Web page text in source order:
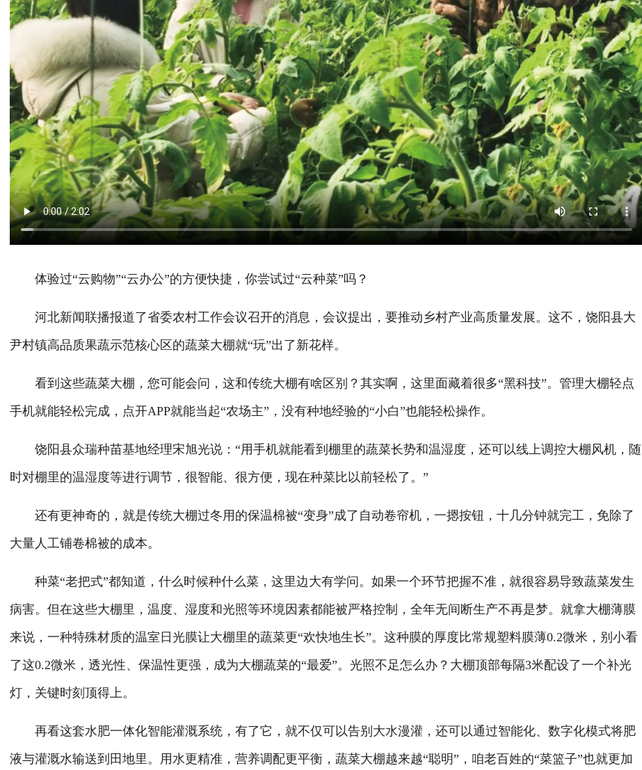
体验过“云购物”“云办公”的方便快捷，你尝试过“云种菜”吗？
河北新闻联播报道了省委农村工作会议召开的消息，会议提出，要推动乡村产业高质量发展。这不，饶阳县大
尹村镇高品质果蔬示范核心区的蔬菜大棚就“玩”出了新花样。
看到这些蔬菜大棚，您可能会问，这和传统大棚有啥区别？其实啊，这里面藏着很多“黑科技”。管理大棚轻点
手机就能轻松完成，点开APP就能当起“农场主”，没有种地经验的“小白”也能轻松操作。
饶阳县众瑞种苗基地经理宋旭光说：“用手机就能看到棚里的蔬菜长势和温湿度，还可以线上调控大棚风机，随
时对棚里的温湿度等进行调节，很智能、很方便，现在种菜比以前轻松了。”
还有更神奇的，就是传统大棚过冬用的保温棉被“变身”成了自动卷帘机，一摁按钮，十几分钟就完工，免除了
大量人工铺卷棉被的成本。
种菜“老把式”都知道，什么时候种什么菜，这里边大有学问。如果一个环节把握不准，就很容易导致蔬菜发生
病害。但在这些大棚里，温度、湿度和光照等环境因素都能被严格控制，全年无间断生产不再是梦。就拿大棚薄膜
来说，一种特殊材质的温室日光膜让大棚里的蔬菜更“欢快地生长”。这种膜的厚度比常规塑料膜薄0.2微米，别小看
了这0.2微米，透光性、保温性更强，成为大棚蔬菜的“最爱”。光照不足怎么办？大棚顶部每隔3米配设了一个补光
灯，关键时刻顶得上。
再看这套水肥一体化智能灌溉系统，有了它，就不仅可以告别大水漫灌，还可以通过智能化、数字化模式将肥
液与灌溉水输送到田地里。用水更精准，营养调配更平衡，蔬菜大棚越来越“聪明”，咱老百姓的“菜篮子”也就更加